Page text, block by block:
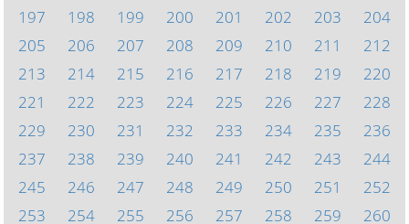
197
198 199 200 201 202 203
204
205
206 207 208 209 210 211
212
213
214 215 216 217 218 219
220
221
222 223 224 225 226 227
228
229
230 231 232 233 234 235
236
237
238 239 240 241 242 243
244
245
246 247 248 249 250 251
252
253
254 255 256 257 258 259
260